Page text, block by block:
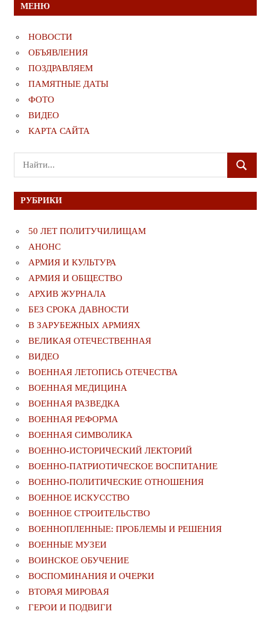
МЕНЮ
НОВОСТИ
ОБЪЯВЛЕНИЯ
ПОЗДРАВЛЯЕМ
ПАМЯТНЫЕ ДАТЫ
ФОТО
ВИДЕО
КАРТА САЙТА
Поиск
для:
ПОИСК
РУБРИКИ
50 ЛЕТ ПОЛИТУЧИЛИЩАМ
АНОНС
АРМИЯ И КУЛЬТУРА
АРМИЯ И ОБЩЕСТВО
АРХИВ ЖУРНАЛА
БЕЗ СРОКА ДАВНОСТИ
В ЗАРУБЕЖНЫХ АРМИЯХ
ВЕЛИКАЯ ОТЕЧЕСТВЕННАЯ
ВИДЕО
ВОЕННАЯ ЛЕТОПИСЬ ОТЕЧЕСТВА
ВОЕННАЯ МЕДИЦИНА
ВОЕННАЯ РАЗВЕДКА
ВОЕННАЯ РЕФОРМА
ВОЕННАЯ СИМВОЛИКА
ВОЕННО-ИСТОРИЧЕСКИЙ ЛЕКТОРИЙ
ВОЕННО-ПАТРИОТИЧЕСКОЕ ВОСПИТАНИЕ
ВОЕННО-ПОЛИТИЧЕСКИE ОТНОШЕНИЯ
ВОЕННОЕ ИСКУССТВО
ВОЕННОЕ СТРОИТЕЛЬСТВО
ВОЕННОПЛЕННЫЕ: ПРОБЛЕМЫ И РЕШЕНИЯ
ВОЕННЫЕ МУЗЕИ
ВОИНСКОЕ ОБУЧЕНИЕ
ВОСПОМИНАНИЯ И ОЧЕРКИ
ВТОРАЯ МИРОВАЯ
ГЕРОИ И ПОДВИГИ